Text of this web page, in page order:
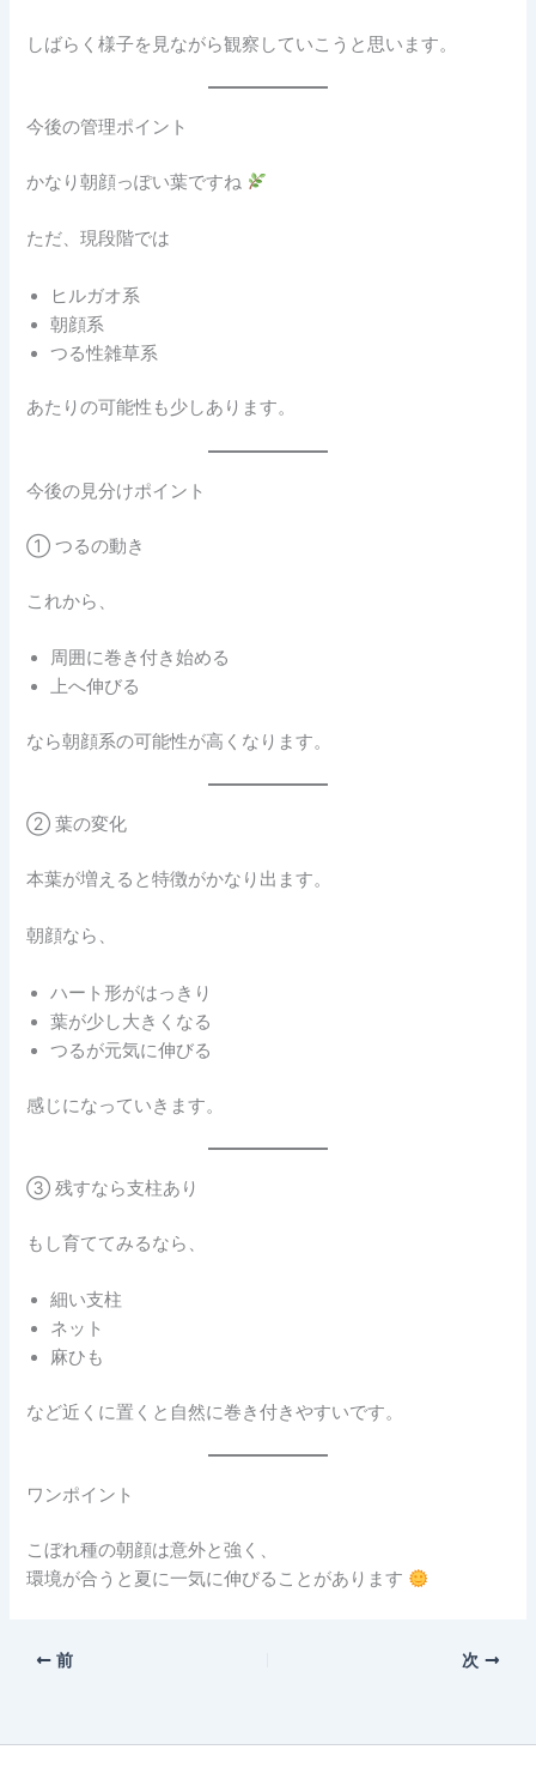
しばらく様子を見ながら観察していこうと思います。
今後の管理ポイント
かなり朝顔っぽい葉ですね
ただ、現段階では
ヒルガオ系
朝顔系
つる性雑草系
あたりの可能性も少しあります。
今後の見分けポイント
① つるの動き
これから、
周囲に巻き付き始める
上へ伸びる
なら朝顔系の可能性が高くなります。
② 葉の変化
本葉が増えると特徴がかなり出ます。
朝顔なら、
ハート形がはっきり
葉が少し大きくなる
つるが元気に伸びる
感じになっていきます。
③ 残すなら支柱あり
もし育ててみるなら、
細い支柱
ネット
麻ひも
など近くに置くと自然に巻き付きやすいです。
ワンポイント
こぼれ種の朝顔は意外と強く、
環境が合うと夏に一気に伸びることがあります
前 次